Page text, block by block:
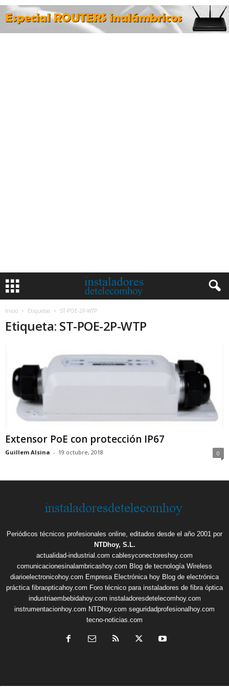
Inicio Etiquetas ST-POE-2P-WTP
Etiqueta: ST-POE-2P-WTP
Extensor PoE con protección IP67
Guillem Alsina - 19 octubre, 2018 0
Periódicos técnicos profesionales online, editados desde el año 2001 por
NTDhoy, S.L.
actualidad-industrial.com cablesyconectoreshoy.com
comunicacionesinalambricashoy.com Blog de tecnología Wireless
diarioelectronicohoy.com Empresa Electrónica hoy Blog de electrónica
práctica fibraopticahoy.com Foro técnico para instaladores de fibra óptica
industriaembebidahoy.com instaladoresdetelecomhoy.com
instrumentacionhoy.com NTDhoy.com seguridadprofesionalhoy.com
tecno-noticias.com